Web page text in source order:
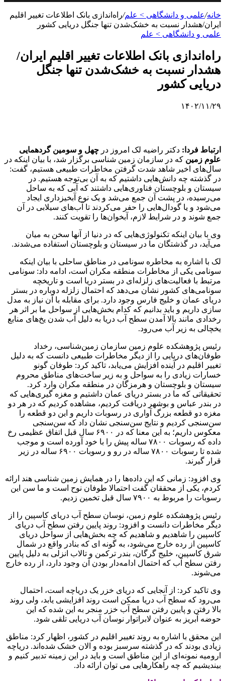
خانه/علمی‌ و دانشگاهی > علم/راه‌اندازی بانک اطلاعات تغییر اقلیم
ایران/هشدار نسبت به خشک‌شدن تنها جنگل دریایی کشور
علمی‌ و دانشگاهی > علم
راه‌اندازی بانک اطلاعات تغییر اقلیم ایران/
هشدار نسبت به خشک‌شدن تنها جنگل
دریایی کشور
۱۴۰۲/۱۱/۲۹
ارتباط فردا: دکتر راضیه لک امروز در چهل و سومین گردهمایی
علوم زمین که در سازمان زمین شناسی برگزار شد، با بیان اینکه در
سال‌های اخیر شاهد شدت گرفتن مخاطرات طبیعی هستیم، گفت:
در گذشته چه دانش‌هایی داشتیم که به آن بی‌توجه هستیم. در
سیستان و بلوچستان فناوری‌هایی داشتند که آبی که به ساحل
می‌رسیده، در پشت آن جمع می‌شد و یک نوع آبخیزداری ایجاد
می‌شود و یا گودال‌هایی را حفر می‌کردند تا آب‌های سیلابی در آن
جمع شوند و در شرایط لازم، آبخوان‌ها را تقویت کنند.
وی با بیان اینکه تکنولوژی‌هایی که در دنیا از آنها سخن به میان
می‌آید، در گذشتگان ما در سیستان و بلوچستان استفاده می‌شدند.
لک با اشاره به مخاطره سونامی در مناطق ساحلی با بیان اینکه
سونامی یکی از مخاطرات منطقه مکران است، ادامه داد: سونامی
مرتبط با فعالیت‌های زلزله‌ای در بستر دریا است و تاریخچه
سونامی‌های کشور نشان می‌دهد که احتمال زلزله‌ دوباره در بستر
دریای عمان و خلیج فارس وجود دارد. برای مقابله با آن نیاز به مدل
سازی داریم و باید بدانیم که کدام بخش‌هایی از سواحل ما بر اثر هر
رخدادی مانند بالا آمدن سطح آب دریا به دلیل آب شدن یخ‌های منابع
یخچالی به زیر آب می‌رود.
رئیس پژوهشکده علوم زمین سازمان زمین‌شناسی، رخداد
طوفان‌های دریایی را از دیگر مخاطرات طبیعی دانست که به دلیل
تغییر اقلیم در آینده افزایش می‌یابد، تاکید کرد: طوفان گونو
خسارات زیادی را به سواحل و به زیر ساخت‌های مناطق محروم
سیستان و بلوچستان و هرمزگان در منطقه مکران وارد کرد.
تحقیقاتی که ما در بستر دریای عمان داشتیم و مغزه گیری‌هایی که
در بندر عباس و بوشهر دریافت کردیم، مشاهده کردیم که در هر دو
مغزه دو قطعه بزرگ آواری در رسوبات داریم و این دو قطعه را
سن‌سنجی کردیم و نتایج سن‌سنجی نشان داد که سن‌سنجی
معکوس داریم؛ به این معنا که در ۶۹۰۰ سال قبل اتفاق عظیمی رخ
داده که رسوبات ۷۸۰۰ ساله پیش را با خود آورده است و موجب
شده تا رسوبات ۷۸۰۰ ساله در رو و رسوبات ۶۹۰۰ ساله در زیر
قرار گیرند.
وی افزود: زمانی که این داده‌ها را در همایش زمین شناسی هند ارائه
کردم، یکی از محققان گفت احتمالا طوفان نوح است و ما سن این
رسوبات را مربوط به ۷۹۰۰ سال قبل تخمین زدیم.
رئیس پژوهشکده علوم زمین، نوسان سطح آب دریای کاسپین را از
دیگر مخاطرات دانست و افزود: روند پایین رفتن سطح آب دریای
کاسپین را شاهدیم و شاهدیم که چه بخش‌هایی از سواحل دریای
کاسپین از رده خارج می‌شود، به گونه ای که بنادر واقع در شمال
شرق کاسپین، خلیج گرگان، بندر ترکمن و تالاب انزلی به دلیل پایین
رفتن سطح آب که احتمال ادامه‌دار بودن آن وجود دارد، از رده خارج
می‌شوند.
وی تاکید کرد: از آنجایی که دریای خزر یک دریاچه است، احتمال
می‌رود که سطح آب دریا ممکن است روند افزایشی یابد، ولی روند
بالا رفتن و پایین رفتن سطح آب خزر منجر به این شده که این
حوضه آبریز به عنوان لابراتوار نوسان آب دریایی تلقی شود.
این محقق با اشاره به روند تغییر اقلیم در کشور، اظهار کرد: مناطق
زیادی بودند که در گذشته سرسبز بوده و الان خشک شده‌اند. دریاچه
ارومیه نمونه‌ای از این مناطق است و باید در این زمینه تدبیر کنیم و
بیندیشیم که چه راهکارهایی می توان ارائه داد.